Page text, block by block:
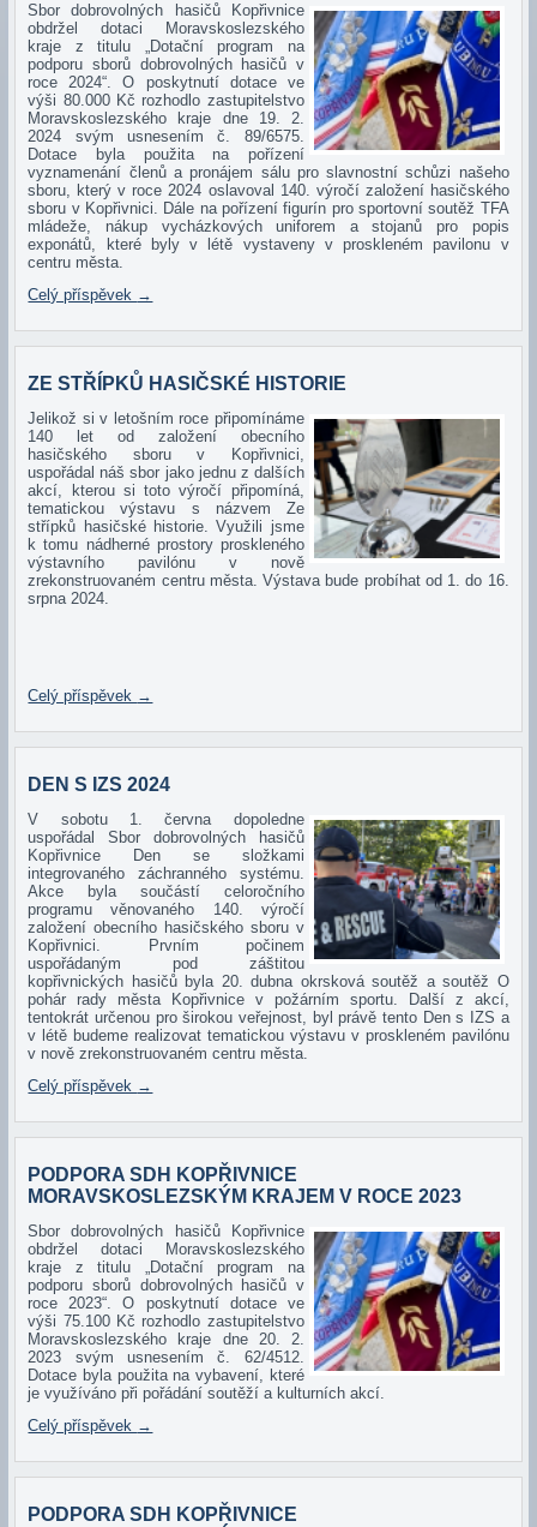
Sbor dobrovolných hasičů Kopřivnice
obdržel dotaci Moravskoslezského
kraje z titulu „Dotační program na
podporu sborů dobrovolných hasičů v
roce 2024“. O poskytnutí dotace ve
výši 80.000 Kč rozhodlo zastupitelstvo
Moravskoslezského kraje dne 19. 2.
2024 svým usnesením č. 89/6575.
Dotace byla použita na pořízení
vyznamenání členů a pronájem sálu pro slavnostní schůzi našeho
sboru, který v roce 2024 oslavoval 140. výročí založení hasičského
sboru v Kopřivnici. Dále na pořízení figurín pro sportovní soutěž TFA
mládeže, nákup vycházkových uniforem a stojanů pro popis
exponátů, které byly v létě vystaveny v proskleném pavilonu v
centru města.
Celý příspěvek →
ZE STŘÍPKŮ HASIČSKÉ HISTORIE
Jelikož si v letošním roce připomínáme
140 let od založení obecního
hasičského sboru v Kopřivnici,
uspořádal náš sbor jako jednu z dalších
akcí, kterou si toto výročí připomíná,
tematickou výstavu s názvem Ze
střípků hasičské historie. Využili jsme
k tomu nádherné prostory proskleného
výstavního pavilónu v nově
zrekonstruovaném centru města. Výstava bude probíhat od 1. do 16.
srpna 2024.
Celý příspěvek →
DEN S IZS 2024
V sobotu 1. června dopoledne
uspořádal Sbor dobrovolných hasičů
Kopřivnice Den se složkami
integrovaného záchranného systému.
Akce byla součástí celoročního
programu věnovaného 140. výročí
založení obecního hasičského sboru v
Kopřivnici. Prvním počinem
uspořádaným pod záštitou
kopřivnických hasičů byla 20. dubna okrsková soutěž a soutěž O
pohár rady města Kopřivnice v požárním sportu. Další z akcí,
tentokrát určenou pro širokou veřejnost, byl právě tento Den s IZS a
v létě budeme realizovat tematickou výstavu v proskleném pavilónu
v nově zrekonstruovaném centru města.
Celý příspěvek →
PODPORA SDH KOPŘIVNICE
MORAVSKOSLEZSKÝM KRAJEM V ROCE 2023
Sbor dobrovolných hasičů Kopřivnice
obdržel dotaci Moravskoslezského
kraje z titulu „Dotační program na
podporu sborů dobrovolných hasičů v
roce 2023“. O poskytnutí dotace ve
výši 75.100 Kč rozhodlo zastupitelstvo
Moravskoslezského kraje dne 20. 2.
2023 svým usnesením č. 62/4512.
Dotace byla použita na vybavení, které
je využíváno při pořádání soutěží a kulturních akcí.
Celý příspěvek →
PODPORA SDH KOPŘIVNICE